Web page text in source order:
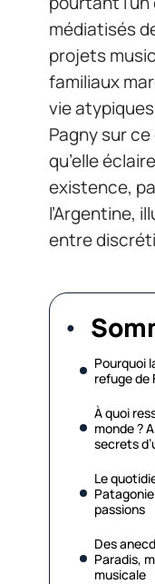
médiatisés
projets
familiaux
vie
Pagny sur
qu’elle
existence,
l’Argentine,
entre
Pourquoi
refuge de
À quoi
monde ?
secrets
Le
passions
Des
Paradis,
musicale